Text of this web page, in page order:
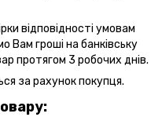
відповідності умовам
Вам гроші на банківську
протягом 3 робочих днів.
за рахунок покупця.